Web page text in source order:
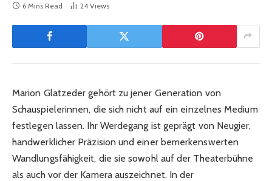
6 Mins Read
24 Views
Marion Glatzeder gehört zu jener Generation von
Schauspielerinnen, die sich nicht auf ein einzelnes Medium
festlegen lassen. Ihr Werdegang ist geprägt von Neugier,
handwerklicher Präzision und einer bemerkenswerten
Wandlungsfähigkeit, die sie sowohl auf der Theaterbühne
als auch vor der Kamera auszeichnet. In der